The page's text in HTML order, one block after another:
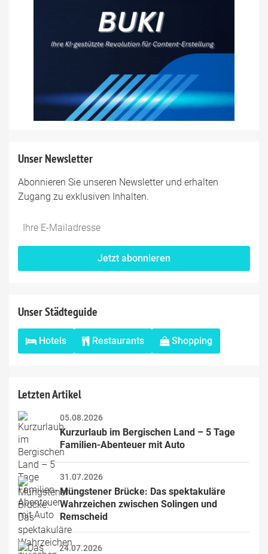
Unser Newsletter
Abonnieren Sie unseren Newsletter und erhalten
Zugang zu exklusiven Inhalten.
Do
fill
*Ihre
Mailadresse:
Jetzt abonnieren
Unser Städteguide
Hotels Restaurants Shopping
Letzten Artikel
05.08.2026
Kurzurlaub im Bergischen Land – 5 Tage
Familien-Abenteuer mit Auto
31.07.2026
Müngstener Brücke: Das spektakuläre
Wahrzeichen zwischen Solingen und
Remscheid
24.07.2026